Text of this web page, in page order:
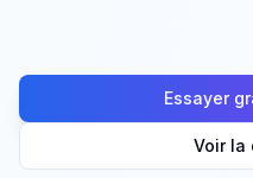
Essayer
Voir la